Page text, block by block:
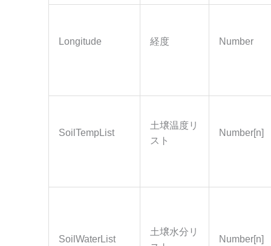
Longitude 経度 Number
SoilTempList
土壌温度リ
スト
Number[n]
SoilWaterList
土壌水分リ
Number[n]